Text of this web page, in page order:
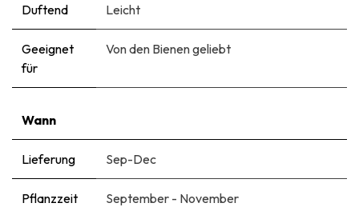
Duftend Leicht
Geeignet
für
Von den Bienen geliebt
Wann
Lieferung Sep-Dec
Pflanzzeit September - November